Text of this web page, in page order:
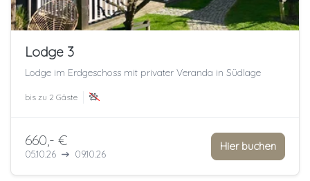
Lodge 3
Lodge im Erdgeschoss mit privater Veranda in Südlage
bis zu 2 Gäste
660,- €
05.10.26 09.10.26
Hier buchen